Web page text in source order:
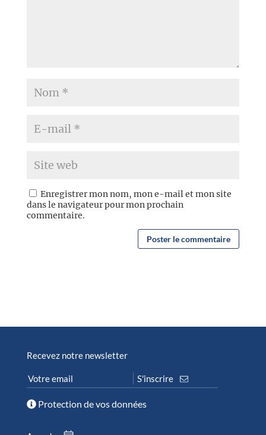
Enregistrer mon nom, mon e-mail et mon site
dans le navigateur pour mon prochain
commentaire.
Recevez notre newsletter
Protection de vos données